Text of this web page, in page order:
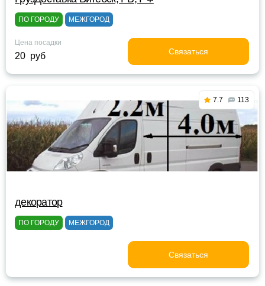
ПО ГОРОДУ МЕЖГОРОД
Цена посадки
20 руб Связаться
7.7 113
декоратор
ПО ГОРОДУ МЕЖГОРОД
Связаться